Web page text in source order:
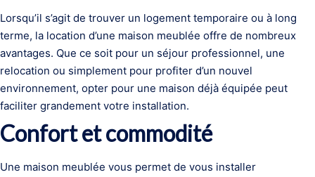
Lorsqu’il s’agit de trouver un logement temporaire ou à long
terme, la location d’une maison meublée offre de nombreux
avantages. Que ce soit pour un séjour professionnel, une
relocation ou simplement pour profiter d’un nouvel
environnement, opter pour une maison déjà équipée peut
faciliter grandement votre installation.
Confort et commodité
Une maison meublée vous permet de vous installer